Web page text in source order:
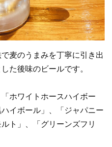
麦のうまみを丁寧に引き出
た後味のビールです。
ホワイトホースハイボー
イボール」、「ジャパニー
ト」、「グリーンズフリ